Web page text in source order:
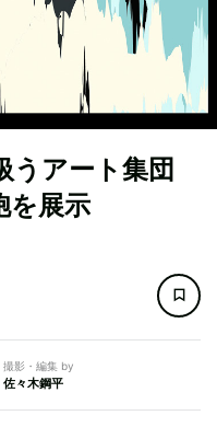
うアート集団
を展示
撮影・編集 by
佐々木鋼平